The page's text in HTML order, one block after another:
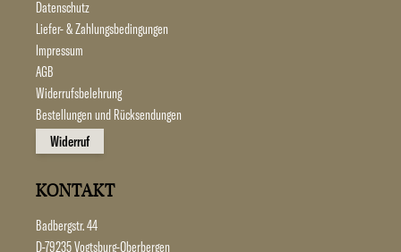
Datenschutz
Liefer- & Zahlungsbedingungen
Impressum
AGB
Widerrufsbelehrung
Bestellungen und Rücksendungen
Widerruf
KONTAKT
Badbergstr. 44
D-79235 Vogtsburg-Oberbergen